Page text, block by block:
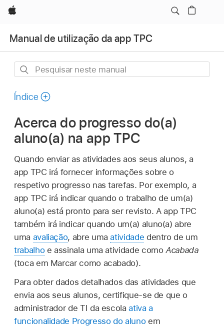
Apple
Manual de utilização da app TPC
Pesquisar
manual
Índice
Acerca do progresso do(a)
aluno(a) na app TPC
Quando enviar as atividades aos seus alunos, a
app TPC irá fornecer informações sobre o
respetivo progresso nas tarefas. Por exemplo, a
app TPC irá indicar quando o trabalho de um(a)
aluno(a) está pronto para ser revisto. A app TPC
também irá indicar quando um(a) aluno(a) abre
uma avaliação, abre umaatividade dentro de um
trabalhoe assinala uma atividade comoAcabada
(toca em Marcar como acabado).
Para obter dados detalhados das atividades que
envia aos seus alunos, certifique-se de que o
administrador de TI da escolaativa a
funcionalidade Progresso do alunoem